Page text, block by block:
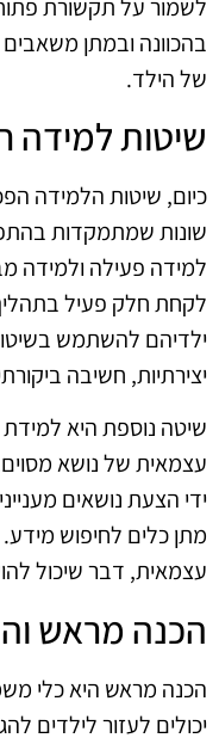
לשמור על תקשורת
בהכוונה ובמתן
של הילד.
שיטות למידה
כיום, שיטות הלמידה
שונות שמתמקדות
למידה פעילה ולמידה
לקחת חלק פעיל
ילדיהם להשתמש
יצירתיות, חשיבה
שיטה נוספת היא
עצמאית של נושא
ידי הצעת נושאים
מתן כלים לחיפוש
עצמאית, דבר שיכול
הכנה מראש
הכנה מראש היא כלי
יכולים לעזור לילדים